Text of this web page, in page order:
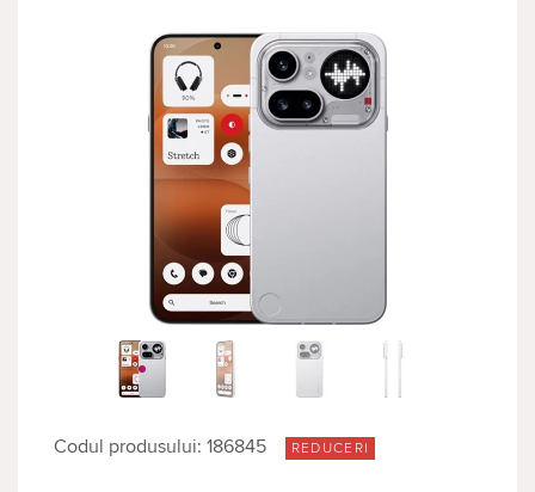
Codul produsului: 186845 REDUCERI